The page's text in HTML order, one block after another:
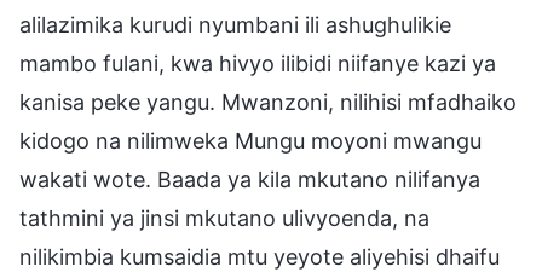
alilazimika kurudi nyumbani ili ashughulikie
mambo fulani, kwa hivyo ilibidi niifanye kazi ya
kanisa peke yangu. Mwanzoni, nilihisi mfadhaiko
kidogo na nilimweka Mungu moyoni mwangu
wakati wote. Baada ya kila mkutano nilifanya
tathmini ya jinsi mkutano ulivyoenda, na
nilikimbia kumsaidia mtu yeyote aliyehisi dhaifu